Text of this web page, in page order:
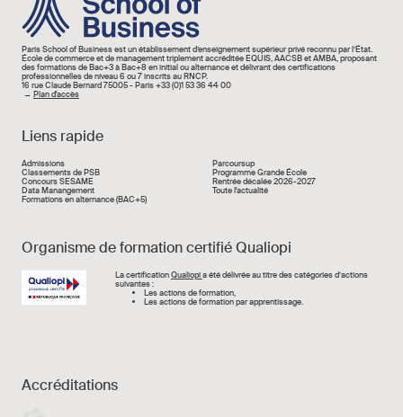
Paris School of Business est un établissement d’enseignement supérieur privé reconnu par l’État.
École de commerce et de management triplement accréditée EQUIS, AACSB et AMBA, proposant
des formations de Bac+3 à Bac+8 en initial ou alternance et délivrant des certifications
professionnelles de niveau 6 ou 7 inscrits au RNCP.
16 rue Claude Bernard 75005 - Paris +33 (0)1 53 36 44 00
→ Plan d'accès
Liens rapide
Liens rapide
Admissions
Classements de PSB
Concours SESAME
Data Manangement
Formations en alternance (BAC+5)
Parcoursup
Programme Grande École
Rentrée décalée 2026-2027
Toute l'actualité
Organisme de formation certifié Qualiopi
Image La certificationQualiopia été délivrée au titre des catégories d’actions
suivantes :
Les actions de formation,
Les actions de formation par apprentissage.
Accréditations